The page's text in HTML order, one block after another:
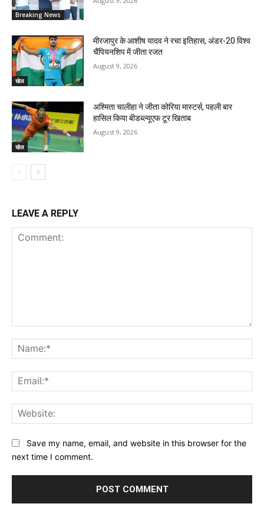
Breaking News
खेल
मीरजापुर के आशीष यादव ने रचा इतिहास, अंडर-20 विश्व
चैंपियनशिप में जीता रजत
August 9, 2026
खेल
अश्मिता चालीहा ने जीता कोरिया मास्टर्स, पहली बार
हासिल किया बीडब्ल्यूएफ टूर खिताब
August 9, 2026
LEAVE A REPLY
Save my name, email, and website in this browser for the
next time I comment.